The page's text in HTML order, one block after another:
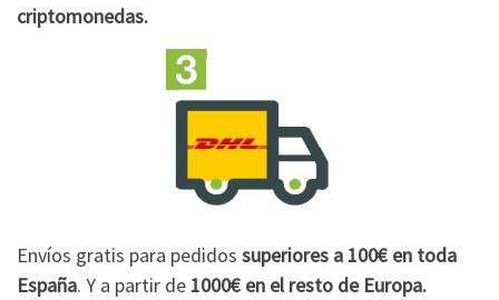
criptomonedas.
Envíos gratis para pedidos superiores a 100€ en toda
España. Y a partir de 1000€ en el resto de Europa.